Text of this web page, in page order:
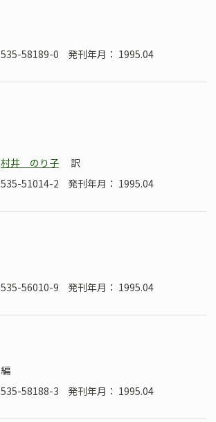
58189-0
発刊年月： 1995.04
村井 のり子
訳
51014-2
発刊年月： 1995.04
56010-9
発刊年月： 1995.04
編
58188-3
発刊年月： 1995.04